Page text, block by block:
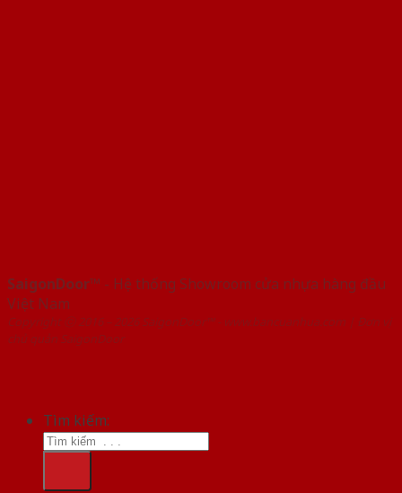
SaigonDoor™ - Hệ thống Showroom cửa nhựa hàng đầu
Việt Nam
Copyright ⓒ 2016 – 2026 SaigonDoor™ - www.bancuanhua.com | Đơn vị
chủ quản SaigonDoor
Tìm kiếm: